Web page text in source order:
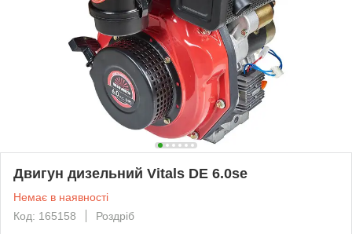
Двигун дизельний Vitals DE 6.0se
Немає в наявності
Код: 165158
Роздріб